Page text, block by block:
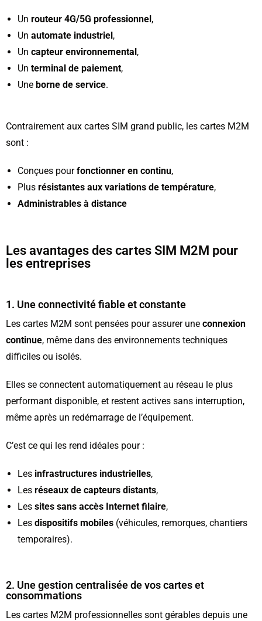
Un routeur 4G/5G professionnel,
Un automate industriel,
Un capteur environnemental,
Un terminal de paiement,
Une borne de service.
Contrairement aux cartes SIM grand public, les cartes M2M
sont :
Conçues pourfonctionner en continu,
Plus résistantes aux variations de température,
Administrables à distance
Les avantages des cartes SIM M2M pour
les entreprises
1. Une connectivité fiable et constante
Les cartes M2M sont pensées pour assurer une connexion
continue, même dans des environnements techniques
difficiles ou isolés.
Elles se connectent automatiquement au réseau le plus
performant disponible, et restent actives sans interruption,
même après un redémarrage de l’équipement.
C’est ce qui les rend idéales pour :
Les infrastructures industrielles,
Les réseaux de capteurs distants,
Les sites sans accès Internet filaire,
Les dispositifs mobiles (véhicules, remorques, chantiers
temporaires).
2. Une gestion centralisée de vos cartes et
consommations
Les cartes M2M professionnelles sont gérables depuis une